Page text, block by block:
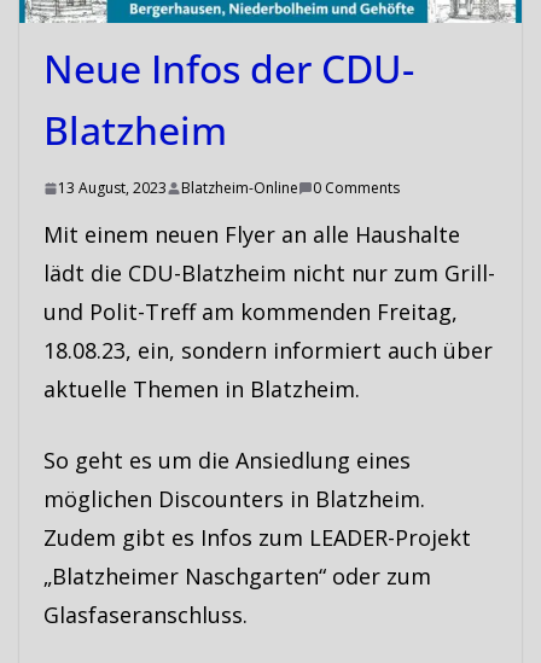
Neue Infos der CDU-
Blatzheim
13 August, 2023 Blatzheim-Online 0 Comments
Mit einem neuen Flyer an alle Haushalte
lädt die CDU-Blatzheim nicht nur zum Grill-
und Polit-Treff am kommenden Freitag,
18.08.23, ein, sondern informiert auch über
aktuelle Themen in Blatzheim.
So geht es um die Ansiedlung eines
möglichen Discounters in Blatzheim.
Zudem gibt es Infos zum LEADER-Projekt
„Blatzheimer Naschgarten“ oder zum
Glasfaseranschluss.